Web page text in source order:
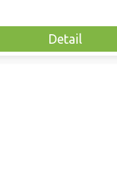
Detail